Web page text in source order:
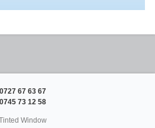
0727 67 63 67
0745 73 12 58
Window